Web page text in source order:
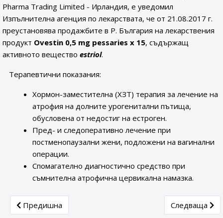
Pharma Trading Limited - Ирландия, е уведомил
Изпълнителна агенция по лекарствата, че от 21.08.2017 г.
преустановява продажбите в Р. България на лекарствения
продукт Ovestin 0,5 mg pessaries х 15, съдържащ
активното вещество estriol.
Терапевтични показания:
Хормон-заместителна (ХЗТ) терапия за лечение на
атрофия на долните урогенитални пътища,
обусловена от недостиг на естроген.
Пред- и следоперативно лечение при
постменопаузални жени, подложени на вагинални
операции.
Спомагателно диагностично средство при
съмнителна атрофична цервикална намазка.
Previous article: Постоянно преустановяване на
Предишна Next article:
Следваща